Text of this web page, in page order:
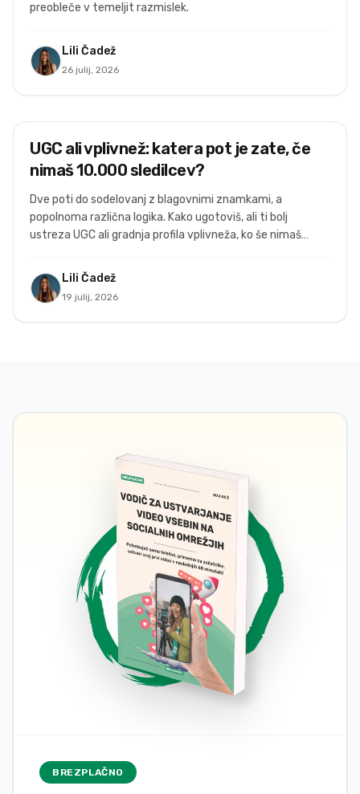
preobleče v temeljit razmislek.
Lili Čadež
26 julij, 2026
UGC ali vplivnež: katera pot je zate, če
nimaš 10.000 sledilcev?
Dve poti do sodelovanj z blagovnimi znamkami, a
popolnoma različna logika. Kako ugotoviš, ali ti bolj
ustreza UGC ali gradnja profila vplivneža, ko še nimaš
Lili Čadež
19 julij, 2026
BREZPLAČNO